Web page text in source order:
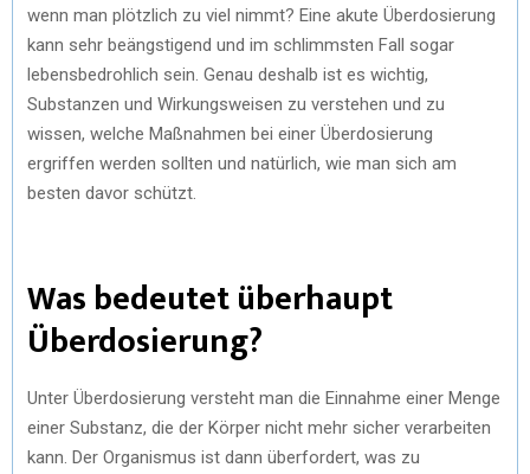
wenn man plötzlich zu viel nimmt? Eine akute Überdosierung
kann sehr beängstigend und im schlimmsten Fall sogar
lebensbedrohlich sein. Genau deshalb ist es wichtig,
Substanzen und Wirkungsweisen zu verstehen und zu
wissen, welche Maßnahmen bei einer Überdosierung
ergriffen werden sollten und natürlich, wie man sich am
besten davor schützt.
Was bedeutet überhaupt
Überdosierung?
Unter Überdosierung versteht man die Einnahme einer Menge
einer Substanz, die der Körper nicht mehr sicher verarbeiten
kann. Der Organismus ist dann überfordert, was zu